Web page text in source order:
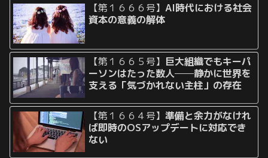
【第１６６６号】AI時代における社会
資本の意義の解体
【第１６６５号】 巨大組織でもキーパ
ーソンはたった数人──静かに世界を
支える「気づかれない主柱」の存在
【第１６６４号】準備と余力がなけれ
ば即時のOSアップデートに対応でき
ない